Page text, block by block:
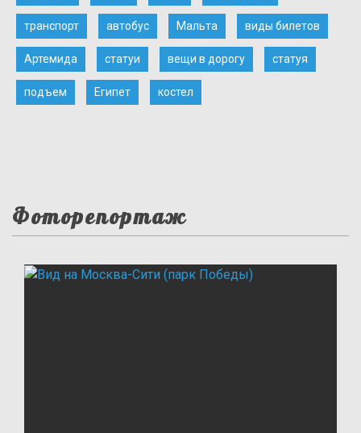
транспорт автобус Мальта виды билетов
Артемида статуи вещи в дорогу статуя
подъем Египет костел
Фоторепортаж